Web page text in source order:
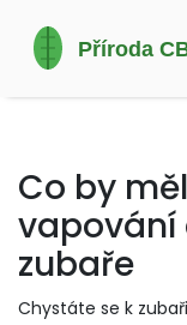
Co by
vapování
zubaře
Chystáte se k